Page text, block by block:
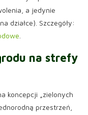
a jedynie
działce). Szczegóły:
na strefy
koncepcji „zielonych
przestrzeń,